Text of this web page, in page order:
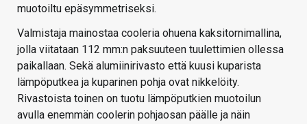
muotoiltu epäsymmetriseksi.
Valmistaja mainostaa cooleria ohuena kaksitornimallina,
jolla viitataan 112 mm:n paksuuteen tuulettimien ollessa
paikallaan. Sekä alumiinirivasto että kuusi kuparista
lämpöputkea ja kuparinen pohja ovat nikkelöity.
Rivastoista toinen on tuotu lämpöputkien muotoilun
avulla enemmän coolerin pohjaosan päälle ja näin